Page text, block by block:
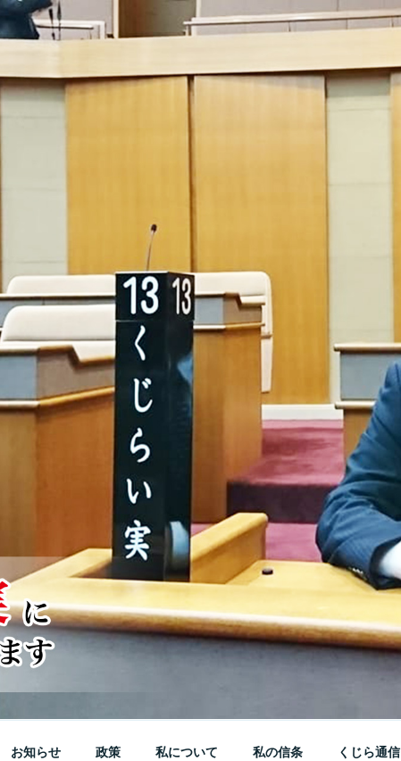
お知らせ 政策 私について 私の信条 くじら通信